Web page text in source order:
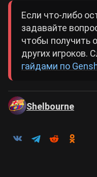
Если что-либо
задавайте
чтобы получить
других игроков.
гайдами по
Shelbourne